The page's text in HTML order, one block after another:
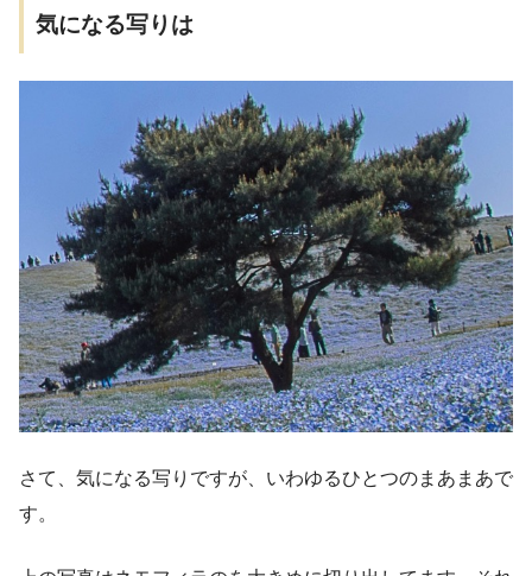
気になる写りは
さて、気になる写りですが、いわゆるひとつのまあまあで
す。